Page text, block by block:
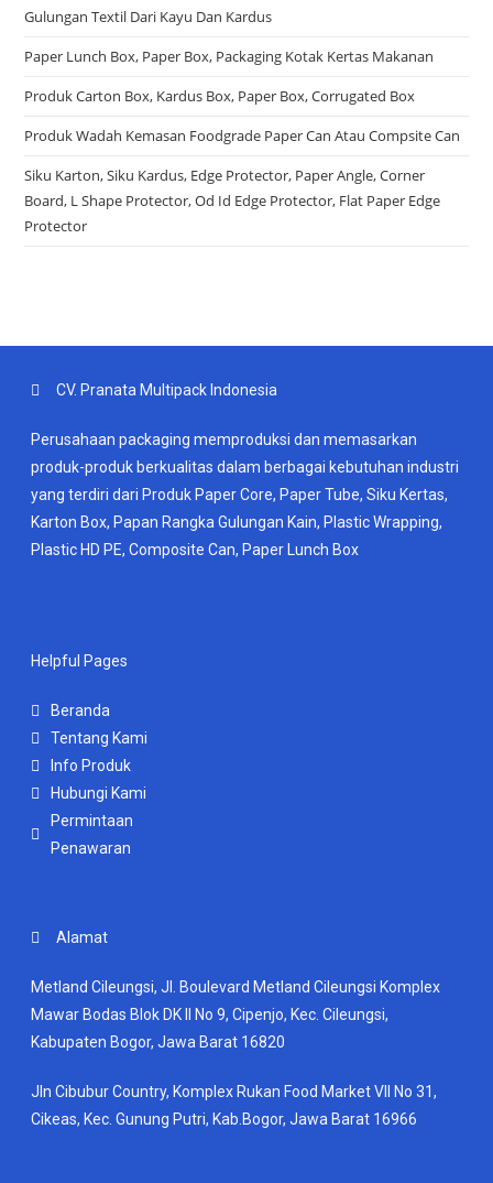
Gulungan Textil Dari Kayu Dan Kardus
Paper Lunch Box, Paper Box, Packaging Kotak Kertas Makanan
Produk Carton Box, Kardus Box, Paper Box, Corrugated Box
Produk Wadah Kemasan Foodgrade Paper Can Atau Compsite Can
Siku Karton, Siku Kardus, Edge Protector, Paper Angle, Corner
Board, L Shape Protector, Od Id Edge Protector, Flat Paper Edge
Protector
CV. Pranata Multipack Indonesia
Perusahaan packaging memproduksi dan memasarkan
produk-produk berkualitas dalam berbagai kebutuhan industri
yang terdiri dari Produk Paper Core, Paper Tube, Siku Kertas,
Karton Box, Papan Rangka Gulungan Kain, Plastic Wrapping,
Plastic HD PE, Composite Can, Paper Lunch Box
Helpful Pages
Beranda
Tentang Kami
Info Produk
Hubungi Kami
Permintaan
Penawaran
Alamat
Metland Cileungsi, Jl. Boulevard Metland Cileungsi Komplex
Mawar Bodas Blok DK II No 9, Cipenjo, Kec. Cileungsi,
Kabupaten Bogor, Jawa Barat 16820
Jln Cibubur Country, Komplex Rukan Food Market VII No 31,
Cikeas, Kec. Gunung Putri, Kab.Bogor, Jawa Barat 16966